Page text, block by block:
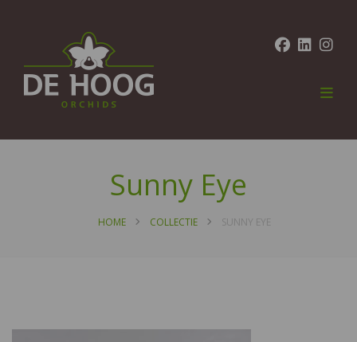
Sunny Eye
HOME COLLECTIE SUNNY EYE